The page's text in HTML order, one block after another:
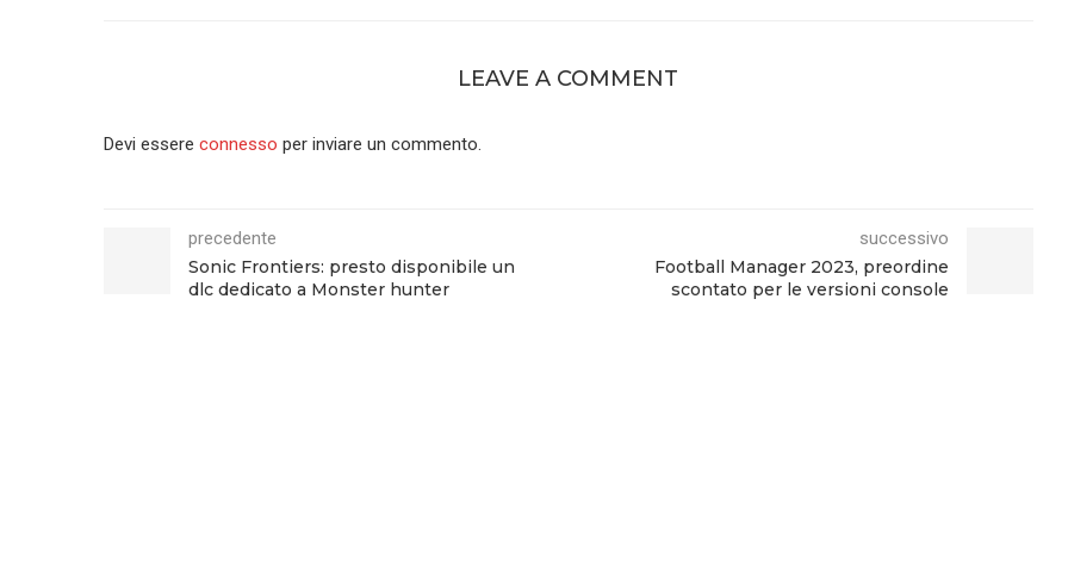
LEAVE A COMMENT
Devi essere connesso per inviare un commento.
precedente
Sonic Frontiers: presto disponibile un
dlc dedicato a Monster hunter
successivo
Football Manager 2023, preordine
scontato per le versioni console